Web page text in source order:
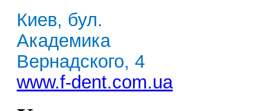
Киев, бул.
Академика
Вернадского, 4
www.f-dent.com.ua